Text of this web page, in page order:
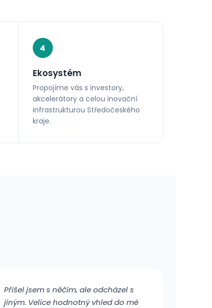
4
Ekosystém
Propojíme vás s investory,
akcelerátory a celou inovační
infrastrukturou Středočeského
kraje.
Přišel jsem s něčím, ale odcházel s
jiným. Velice hodnotný vhled do mé